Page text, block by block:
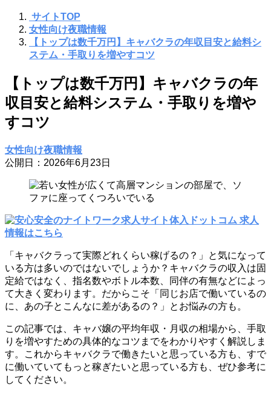
サイトTOP
女性向け夜職情報
【トップは数千万円】キャバクラの年収目安と給料シ
ステム・手取りを増やすコツ
【トップは数千万円】キャバクラの年
収目安と給料システム・手取りを増や
すコツ
女性向け夜職情報
公開日：2026年6月23日
「キャバクラって実際どれくらい稼げるの？」と気になって
いる方は多いのではないでしょうか？キャバクラの収入は固
定給ではなく、指名数やボトル本数、同伴の有無などによっ
て大きく変わります。だからこそ「同じお店で働いているの
に、あの子とこんなに差があるの？」とお悩みの方も。
この記事では、キャバ嬢の平均年収・月収の相場から、手取
りを増やすための具体的なコツまでをわかりやすく解説しま
す。これからキャバクラで働きたいと思っている方も、すで
に働いていてもっと稼ぎたいと思っている方も、ぜひ参考に
してください。